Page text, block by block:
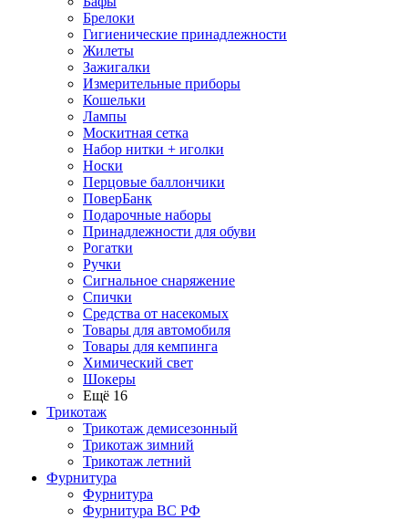
Брелоки
Гигиенические принадлежности
Жилеты
Зажигалки
Измерительные приборы
Кошельки
Лампы
Москитная сетка
Набор нитки + иголки
Носки
Перцовые баллончики
ПоверБанк
Подарочные наборы
Принадлежности для обуви
Рогатки
Ручки
Сигнальное снаряжение
Спички
Средства от насекомых
Товары для автомобиля
Товары для кемпинга
Химический свет
Шокеры
Ещё 16
Трикотаж
Трикотаж демисезонный
Трикотаж зимний
Трикотаж летний
Фурнитура
Фурнитура
Фурнитура ВС РФ